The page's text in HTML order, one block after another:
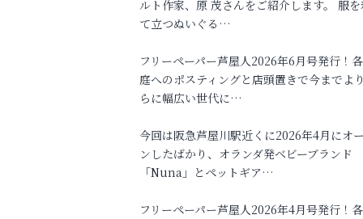
ルト作家、原 茂さんをご紹介します。 服を
て立つぬいぐる…
フリーペーパー芦屋人2026年6月号発行！
庭へのポスティングと店頭置きで今までよ
らに幅広い世代に…
今回は阪急芦屋川駅近くに2026年4月にオ
ンしたばかり、オランダ発ベビーブランド
「Nuna」とペットギア…
フリーペーパー芦屋人2026年4月号発行！